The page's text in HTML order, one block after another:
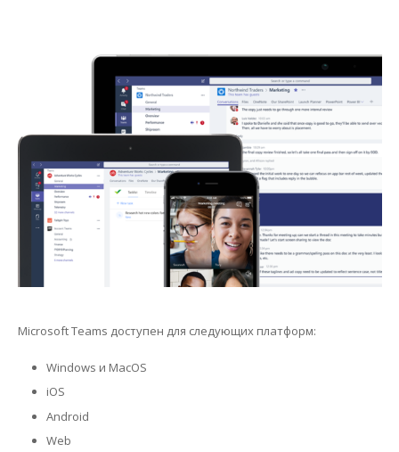
Microsoft Teams доступен для следующих платформ:
Windows и MacOS
iOS
Android
Web